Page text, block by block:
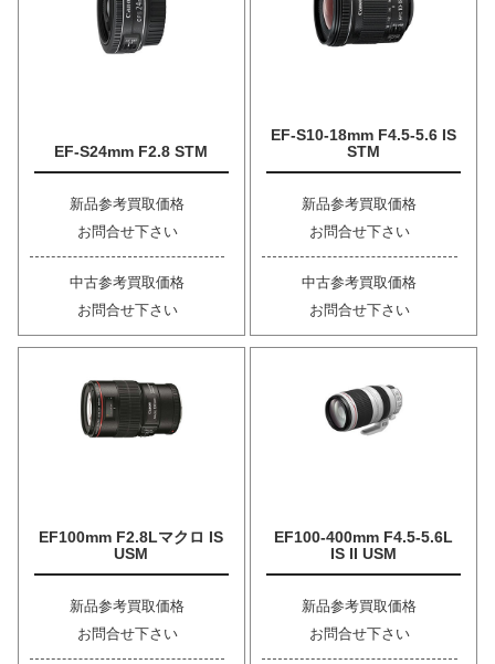
EF-S24mm F2.8 STM
新品参考買取価格
お問合せ下さい
中古参考買取価格
お問合せ下さい
EF-S10-18mm F4.5-5.6 IS
STM
新品参考買取価格
お問合せ下さい
中古参考買取価格
お問合せ下さい
EF100mm F2.8Lマクロ IS
USM
新品参考買取価格
お問合せ下さい
EF100-400mm F4.5-5.6L
IS II USM
新品参考買取価格
お問合せ下さい